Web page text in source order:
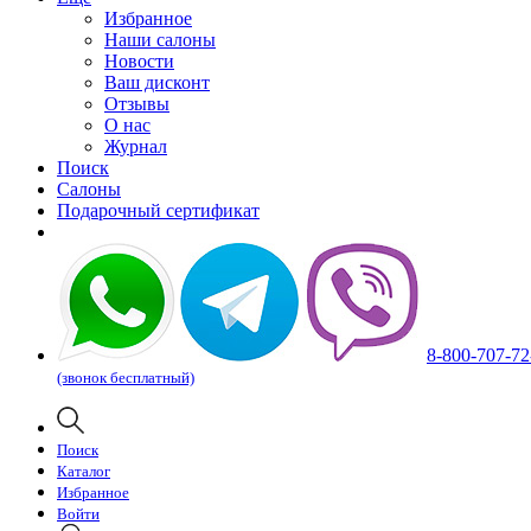
Избранное
Наши салоны
Новости
Ваш дисконт
Отзывы
О нас
Журнал
Поиск
Салоны
Подарочный сертификат
8-800-707-
(звонок бесплатный)
Поиск
Каталог
Избранное
Войти